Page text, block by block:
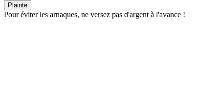
Plainte
Pour éviter les arnaques, ne versez pas d'argent à l'avance !